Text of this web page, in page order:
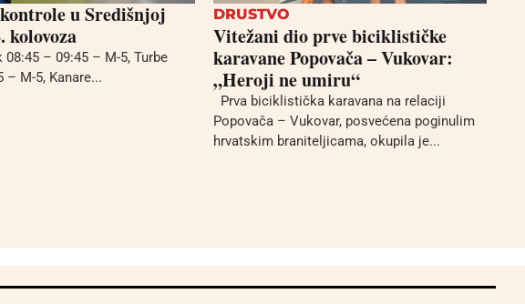
u Središnjoj
kolovoza
08:45 – 09:45 – M-5, Turbe
– M-5, Kanare...
DRUSTVO
Vitežani dio prve biciklističke
karavane Popovača – Vukovar:
„Heroji ne umiru“
Prva biciklistička karavana na relaciji
Popovača – Vukovar, posvećena poginulim
hrvatskim braniteljicama, okupila je...